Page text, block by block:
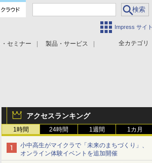
Impress サイト
全カテゴリ
セミナー 製品・サービス
アクセスランキング
1時間 24時間 1週間 1カ月
小中高生がマイクラで「未来のまちづくり」、
オンライン体験イベントを追加開催